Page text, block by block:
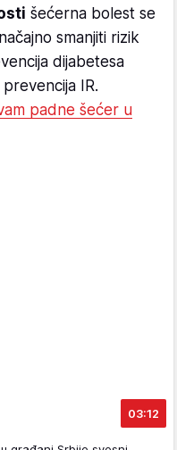
šećerna bolest se
smanjiti rizik
dijabetesa
IR.
padne šećer u
03:12